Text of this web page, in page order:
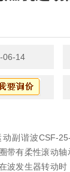
06-14
副谐波CSF-
带有柔性滚动
波发生器转动